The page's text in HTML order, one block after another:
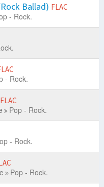
Ballad) FLAC
- Rock.
- Rock.
FLAC
Pop - Rock.
- Rock.
Pop - Rock.